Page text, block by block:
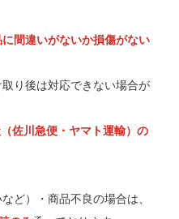
間違いがないか損傷がない
り後は対応できない場合が
佐川急便・ヤマト運輸）の
ど）・商品不良の場合は、